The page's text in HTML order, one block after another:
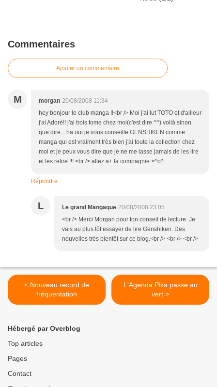
Commentaires
Ajouter un commentaire
M morgan 20/08/2008 11:34
hey bonjour le club manga !!<br /> Moi j'ai lut TOTO et d'ailleur
j'ai Adoré!! j'ai trois tome chez moi(c'est dire ^^) voilà sinon
que dire... ha oui je vous conseille GENSHIKEN comme
manga qui est vraiment très bien j'ai toute la collection chez
moi et je peux vous dire que je ne me lasse jamais de les lire
et les relire !!! <br /> allez a+ la compagnie >^o^
Répondre
L Le grand Mangaque 20/08/2008 23:05
<br /> Merci Morgan pour ton conseil de lecture. Je
vais au plus tôt essayer de lire Genshiken. Des
nouvelles très bientôt sur ce blog.<br /> <br /> <br />
< Nouveau record de
fréquentation
L'Agenda Pika passe au
vert >
Hébergé par Overblog
Top articles
Pages
Contact